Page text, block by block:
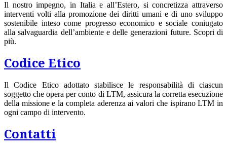
Il nostro impegno, in Italia e all’Estero, si concretizza attraverso
interventi volti alla promozione dei diritti umani e di uno sviluppo
sostenibile inteso come progresso economico e sociale coniugato
alla salvaguardia dell’ambiente e delle generazioni future. Scopri di
più.
Codice Etico
Il Codice Etico adottato stabilisce le responsabilità di ciascun
soggetto che opera per conto di LTM, assicura la corretta esecuzione
della missione e la completa aderenza ai valori che ispirano LTM in
ogni campo di intervento.
Contatti